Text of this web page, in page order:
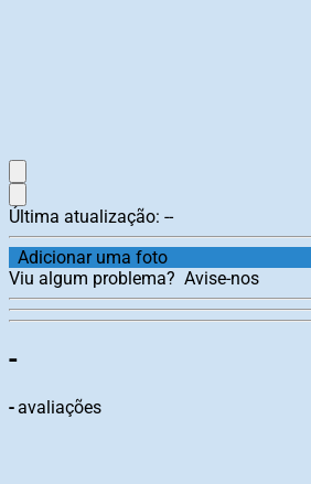
Última atualização: --
Adicionar uma foto
Viu algum problema? Avise-nos
-
-avaliações